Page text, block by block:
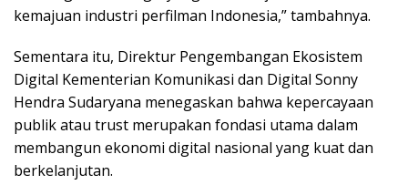
kemajuan industri perfilman Indonesia,” tambahnya.
Sementara itu, Direktur Pengembangan Ekosistem
Digital Kementerian Komunikasi dan Digital Sonny
Hendra Sudaryana menegaskan bahwa kepercayaan
publik atau trust merupakan fondasi utama dalam
membangun ekonomi digital nasional yang kuat dan
berkelanjutan.